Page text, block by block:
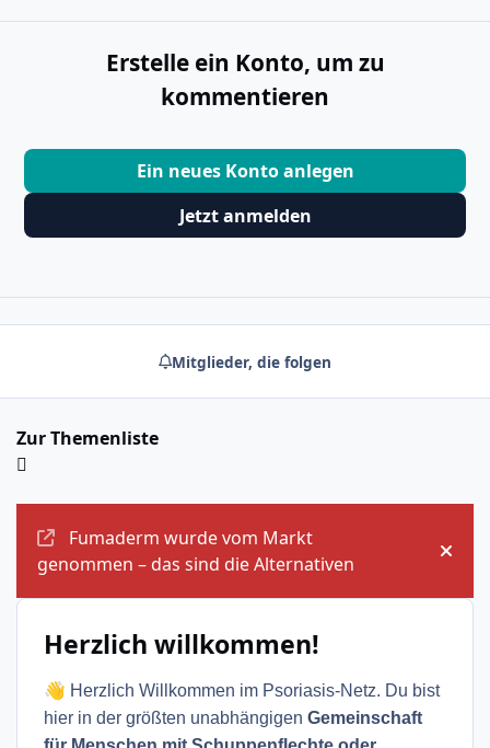
Erstelle ein Konto, um zu
kommentieren
Ein neues Konto anlegen
Jetzt anmelden
Mitglieder, die folgen
Zur Themenliste
Fumaderm wurde vom Markt
genommen – das sind die Alternativen
Herzlich willkommen!
👋 Herzlich Willkommen im Psoriasis-Netz. Du bist
hier in der größten unabhängigen Gemeinschaft